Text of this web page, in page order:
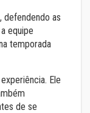
defendendo as
equipe
temporada
Ele
de se